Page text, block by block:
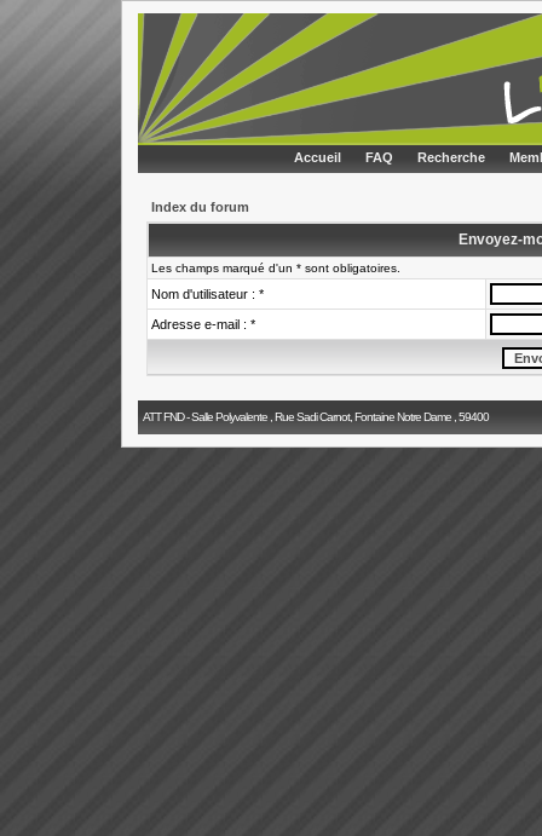
Accueil FAQ Recherche
Index du forum
Envoyez-
Les champs marqué d'un * sont obligatoires.
Nom d'utilisateur : *
Adresse e-mail : *
ATT FND - Salle Polyvalente , Rue Sadi Carnot, Fontaine Notre Dame , 59400